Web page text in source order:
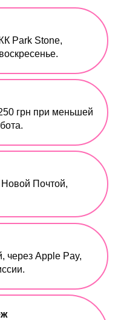
Park Stone,
грн при меньшей
Новой Почтой,
через Apple Pay,